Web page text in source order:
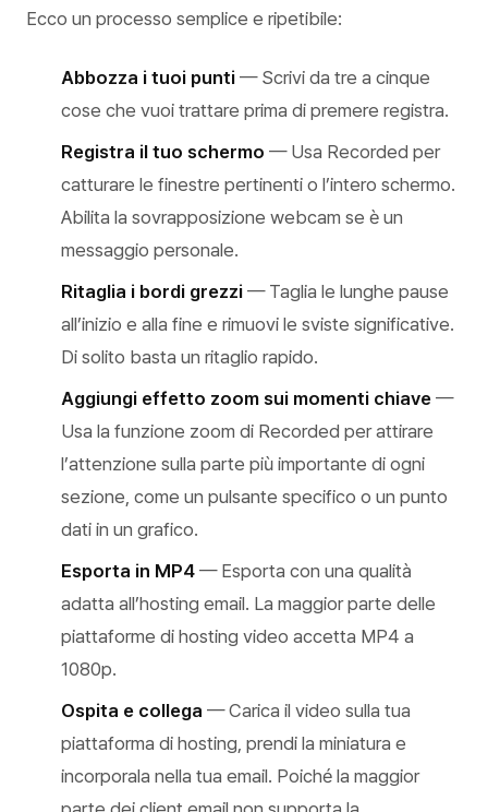
Ecco un processo semplice e ripetibile:
Abbozza i tuoi punti — Scrivi da tre a cinque
cose che vuoi trattare prima di premere registra.
Registra il tuo schermo — Usa Recorded per
catturare le finestre pertinenti o l’intero schermo.
Abilita la sovrapposizione webcam se è un
messaggio personale.
Ritaglia i bordi grezzi — Taglia le lunghe pause
all’inizio e alla fine e rimuovi le sviste significative.
Di solito basta un ritaglio rapido.
Aggiungi effetto zoom sui momenti chiave —
Usa la funzione zoom di Recorded per attirare
l’attenzione sulla parte più importante di ogni
sezione, come un pulsante specifico o un punto
dati in un grafico.
Esporta in MP4 — Esporta con una qualità
adatta all’hosting email. La maggior parte delle
piattaforme di hosting video accetta MP4 a
1080p.
Ospita e collega — Carica il video sulla tua
piattaforma di hosting, prendi la miniatura e
incorporala nella tua email. Poiché la maggior